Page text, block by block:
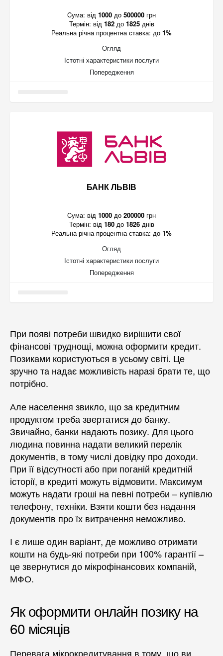
Cума: від 1000 до 500000 грн
Термін: від 182до 1825днів
Реальна річна процентна ставка: до 1%
Огляд
Істотні характеристики послуги
Попередження
БАНК ЛЬВІВ
Cума: від 1000 до 200000 грн
Термін: від 180до 1826днів
Реальна річна процентна ставка: до 1%
Огляд
Істотні характеристики послуги
Попередження
При появі потреби швидко вирішити свої
фінансові труднощі, можна оформити кредит.
Позиками користуються в усьому світі. Це
зручно та надає можливість наразі брати те, що
потрібно.
Але населення звикло, що за кредитним
продуктом треба звертатися до банку.
Звичайно, банки надають позику. Для цього
людина повинна надати великий перелік
документів, в тому числі довідку про доходи.
При її відсутності або при поганій кредитній
історії, в кредиті можуть відмовити. Максимум
можуть надати гроші на певні потреби – купівлю
телефону, техніки. Взяти кошти без надання
документів про їх витрачення неможливо.
І є лише один варіант, де можливо отримати
кошти на будь-які потреби при 100% гарантії –
це звернутися до мікрофінансових компаній,
МФО.
Як оформити онлайн позику на
60 місяців
Перевага мікрокредитування в тому, що ви